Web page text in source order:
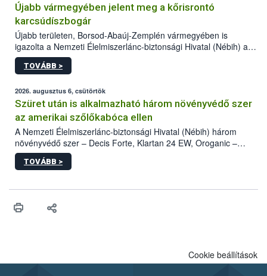
Újabb vármegyében jelent meg a kőrisrontó
karcsúdíszbogár
Újabb területen, Borsod-Abaúj-Zemplén vármegyében is
igazolta a Nemzeti Élelmiszerlánc-biztonsági Hivatal (Nébih) a
kőrisrontó karcsúdíszbogár (Agrilus planipennis) jelenlétét. A
kártevőt nem csak színcsapdában találták meg, de már fertőzött
az intenzív felderítést, emellett az intézkedéseket a szlovák
hatósággal is összehangolják a terjedés megállítása érdekében.
TOVÁBB >
2026. augusztus 6, csütörtök
Szüret után is alkalmazható három növényvédő szer
az amerikai szőlőkabóca ellen
A Nemzeti Élelmiszerlánc-biztonsági Hivatal (Nébih) három
növényvédő szer – Decis Forte, Klartan 24 EW, Oroganic –
engedélyokiratát módosította, így azok a szüretet követően,
egészen a vesszőérettség (BBCH 91) stádiumáig
érésű szőlőkben is legyen lehetőség a károsító elleni további
felhasználók számára is elérhető és ökológiai termesztésben is
TOVÁBB >
Cookie beállítások